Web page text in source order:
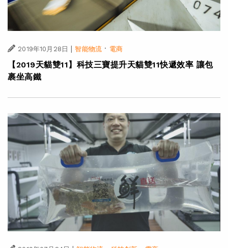
2019年10月28日 | 智能物流 · 電商
【2019天貓雙11】科技三寶提升天貓雙11快遞效率 讓包
裹坐高鐵